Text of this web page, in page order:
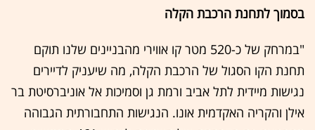
בסמוך לתחנת הרכבת הקלה
"במרחק של כ-520 מטר קו אווירי מהבניינים שלנו תוקם
תחנת הקו הסגול של הרכבת הקלה, מה שיעניק לדיירים
נגישות מיידית לתל אביב ורמת גן וסמיכות אל אוניברסיטת בר
אילן והקריה האקדמית אונו. הנגישות התחבורתית הגבוהה